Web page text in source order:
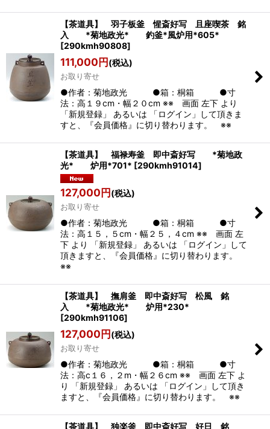
【茶道具】 羽子板釜 惺斎好写 且座喫茶 銘
入 *菊地政光* 釣釜*風炉用*605*
[290kmh90808]
111,000円(税込)
お取り寄せ
●作者：菊地政光 ●箱：桐箱 ●寸
法：高１９cm・幅２０cm ※※ 画面 左下 より
「新規登録」 あるいは 「ログイン」して頂きま
すと、『会員価格』に切り替わります。 ※※
【茶道具】 福禄寿釜 即中斎好写 *菊地政
光* 炉用*701* [290kmh91014]
127,000円(税込)
お取り寄せ
●作者：菊地政光 ●箱：桐箱 ●寸
法：高１５，５cm・幅２５，４cm ※※ 画面 左
下 より 「新規登録」 あるいは 「ログイン」して
頂きますと、『会員価格』に切り替わります。
※※
【茶道具】 撫肩釜 即中斎好写 松風 銘
入 *菊地政光* 炉用*230*
[290kmh91106]
127,000円(税込)
お取り寄せ
●作者：菊地政光 ●箱：桐箱 ●寸
法：高c１６，２m・幅２６cm ※※ 画面 左下 よ
り 「新規登録」 あるいは 「ログイン」して頂き
ますと、『会員価格』に切り替わります。 ※※
【茶道具】 独楽釜 即中斎好写 好日 銘